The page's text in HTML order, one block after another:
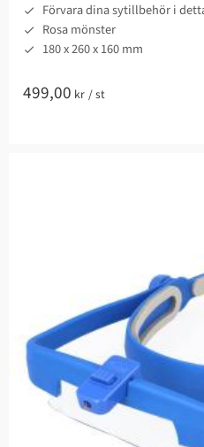
Förvara dina sytillbehör i
Rosa mönster
180 x 260 x 160 mm
499,00 kr /st